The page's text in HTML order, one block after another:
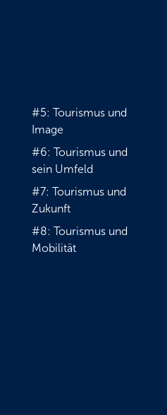
#5: Tourismus und
Image
#6: Tourismus und
sein Umfeld
#7: Tourismus und
Zukunft
#8: Tourismus und
Mobilität